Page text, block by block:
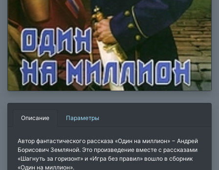
Описание Параметры
Автор фантастического рассказа «Один на миллион» − Андрей
Борисович Земляной. Это произведение вместе с рассказами
«Шагнуть за горизонт» и «Игра без правил» вошло в сборник
«Один на миллион».